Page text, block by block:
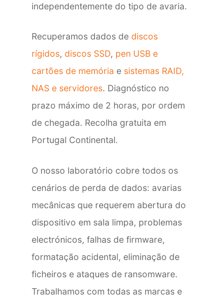
independentemente do tipo de avaria.
Recuperamos dados de discos
rígidos, discos SSD, pen USB e
cartões de memória e sistemas RAID,
NAS e servidores. Diagnóstico no
prazo máximo de 2 horas, por ordem
de chegada. Recolha gratuita em
Portugal Continental.
O nosso laboratório cobre todos os
cenários de perda de dados: avarias
mecânicas que requerem abertura do
dispositivo em sala limpa, problemas
electrónicos, falhas de firmware,
formatação acidental, eliminação de
ficheiros e ataques de ransomware.
Trabalhamos com todas as marcas e